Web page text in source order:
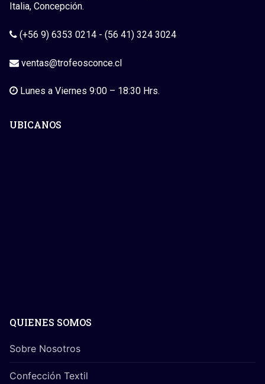
Italia, Concepción.
(+56 9) 6353 0214 - (56 41) 324 3024
ventas@trofeosconce.cl
Lunes a Viernes 9:00 – 18:30 Hrs.
UBICANOS
QUIENES SOMOS
Sobre Nosotros
Confección Textil